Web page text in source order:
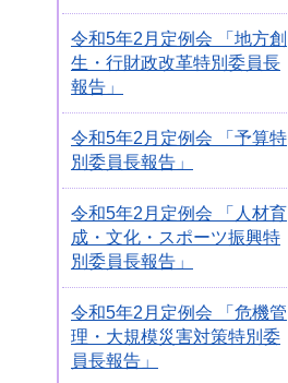
令和5年2月定例会 「地方創
生・行財政改革特別委員長
報告」
令和5年2月定例会 「予算特
別委員長報告」
令和5年2月定例会 「人材育
成・文化・スポーツ振興特
別委員長報告」
令和5年2月定例会 「危機管
理・大規模災害対策特別委
員長報告」